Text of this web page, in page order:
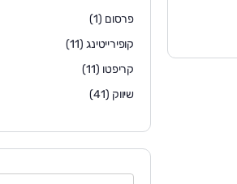
פרסום (1)
קופירייטינג(11)
קריפטו (11)
שיווק (41)